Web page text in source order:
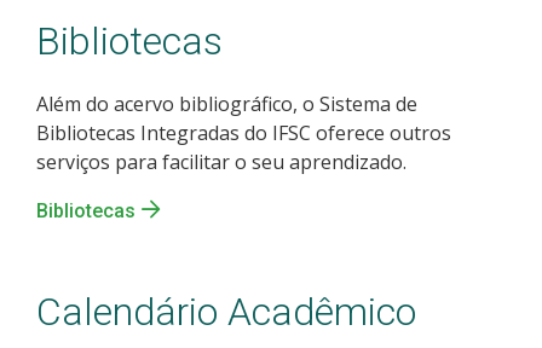
Bibliotecas
Além do acervo bibliográfico, o Sistema de
Bibliotecas Integradas do IFSC oferece outros
serviços para facilitar o seu aprendizado.
Bibliotecas
Calendário Acadêmico